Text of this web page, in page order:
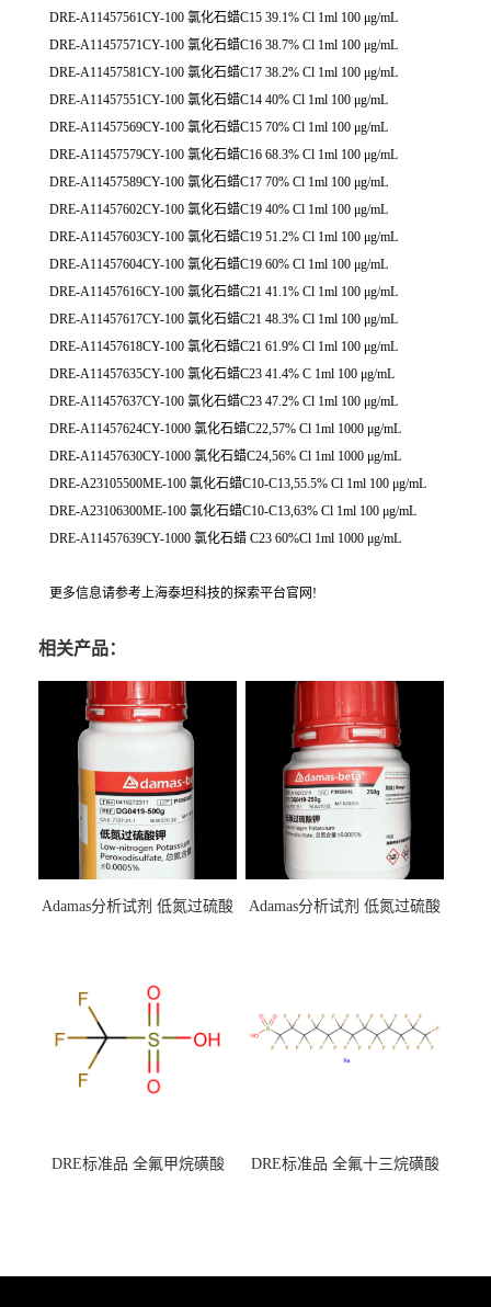
DRE-A11457561CY-100 氯化石蜡C15 39.1% Cl 1ml 100 μg/mL
DRE-A11457571CY-100 氯化石蜡C16 38.7% Cl 1ml 100 μg/mL
DRE-A11457581CY-100 氯化石蜡C17 38.2% Cl 1ml 100 μg/mL
DRE-A11457551CY-100 氯化石蜡C14 40% Cl 1ml 100 μg/mL
DRE-A11457569CY-100 氯化石蜡C15 70% Cl 1ml 100 μg/mL
DRE-A11457579CY-100 氯化石蜡C16 68.3% Cl 1ml 100 μg/mL
DRE-A11457589CY-100 氯化石蜡C17 70% Cl 1ml 100 μg/mL
DRE-A11457602CY-100 氯化石蜡C19 40% Cl 1ml 100 μg/mL
DRE-A11457603CY-100 氯化石蜡C19 51.2% Cl 1ml 100 μg/mL
DRE-A11457604CY-100 氯化石蜡C19 60% Cl 1ml 100 μg/mL
DRE-A11457616CY-100 氯化石蜡C21 41.1% Cl 1ml 100 μg/mL
DRE-A11457617CY-100 氯化石蜡C21 48.3% Cl 1ml 100 μg/mL
DRE-A11457618CY-100 氯化石蜡C21 61.9% Cl 1ml 100 μg/mL
DRE-A11457635CY-100 氯化石蜡C23 41.4% C 1ml 100 μg/mL
DRE-A11457637CY-100 氯化石蜡C23 47.2% Cl 1ml 100 μg/mL
DRE-A11457624CY-1000 氯化石蜡C22,57% Cl 1ml 1000 μg/mL
DRE-A11457630CY-1000 氯化石蜡C24,56% Cl 1ml 1000 μg/mL
DRE-A23105500ME-100 氯化石蜡C10-C13,55.5% Cl 1ml 100 μg/mL
DRE-A23106300ME-100 氯化石蜡C10-C13,63% Cl 1ml 100 μg/mL
DRE-A11457639CY-1000 氯化石蜡 C23 60%Cl 1ml 1000 μg/mL
更多信息请参考上海泰坦科技的探索平台官网!
相关产品：
Adamas分析试剂 低氮过硫酸
（泰坦现货供应）
Adamas分析试剂 低氮过硫酸
DRE标准品 全氟甲烷磺酸
DRE标准品 全氟十三烷磺酸